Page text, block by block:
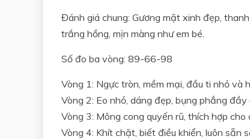
Đánh giá chung: Gương mặt xinh đẹp,
trắng hồng, mịn màng như em bé.
Số đo ba vòng: 89-66-98
Vòng 1: Ngực tròn, mềm mại, đầu ti nhỏ và
Vòng 2: Eo nhỏ, dáng đẹp, bụng phẳng đầy
Vòng 3: Mông cong quyến rũ, thích hợp cho
Vòng 4: Khít chặt, biết điều khiển, luôn sẵn